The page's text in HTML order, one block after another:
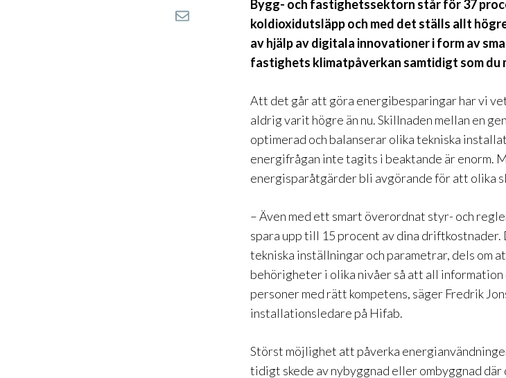
Bygg- och fastighetssektorn står för 37
koldioxidutsläpp och med det ställs allt
av hjälp av digitala innovationer i form av
fastighets klimatpåverkan samtidigt som
Att det går att göra energibesparingar har vi
aldrig varit högre än nu. Skillnaden mellan en
optimerad och balanserar olika tekniska
energifrågan inte tagits i beaktande är enorm.
energisparåtgärder bli avgörande för att olika
–Även med ett smart överordnat styr- och
spara upp till 15 procent av dina
tekniska inställningar och parametrar, dels om
behörigheter i olika nivåer så att all
personer med rätt kompetens, säger Fredrik
installationsledare på Hifab.
Störst möjlighet att påverka
tidigt skede av nybyggnad eller ombyggnad